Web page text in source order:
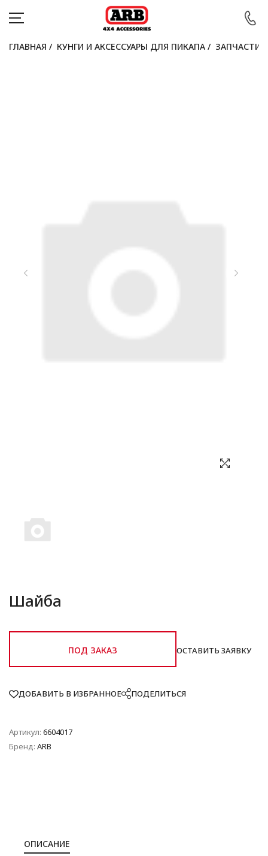
Войти
ГЛАВНАЯ / КУНГИ И АКСЕССУАРЫ ДЛЯ ПИКАПА / ЗАПЧАСТИ
Шайба
ПОД ЗАКАЗ ОСТАВИТЬ ЗАЯВКУ
ДОБАВИТЬ В ИЗБРАННОЕ ПОДЕЛИТЬСЯ
Артикул: 6604017
Бренд: ARB
ОПИСАНИЕ